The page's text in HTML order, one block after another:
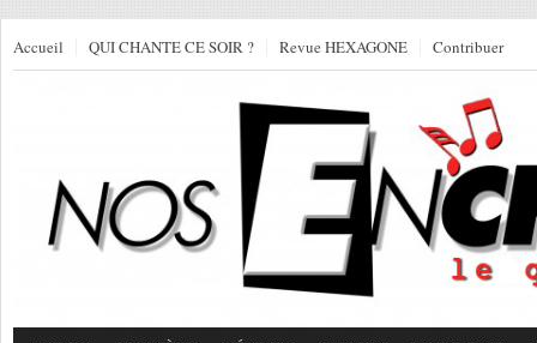
Accueil QUI CHANTE CE SOIR ? Revue HEXAGONE Contribuer